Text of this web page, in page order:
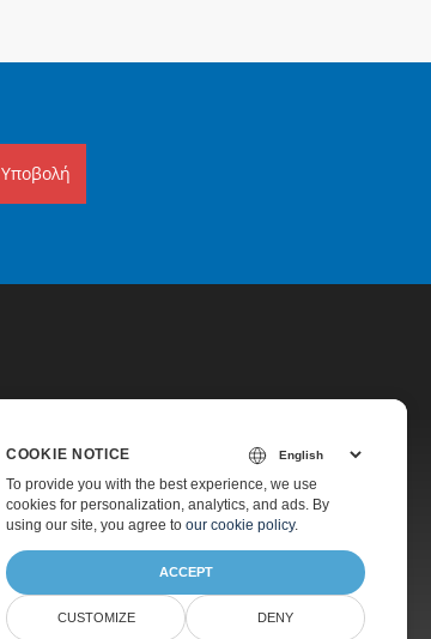
Υποβολή
Τιμολόγηση
Υποστήριξη Επί Πληρωμή
COOKIE NOTICE
To provide you with the best experience, we use
cookies for personalization, analytics, and ads. By
using our site, you agree to our cookie policy.
ACCEPT
CUSTOMIZE DENY